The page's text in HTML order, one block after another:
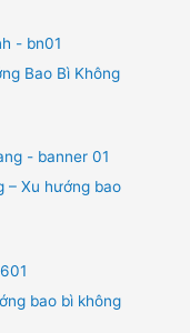
Bao Bì Không
– Xu hướng bao
bao bì không